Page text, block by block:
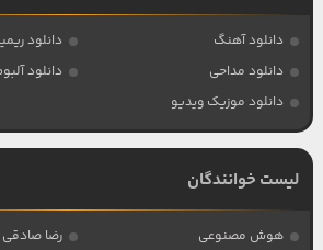
دانلود آهنگ
دانلود
دانلود مداحی
دانلود
دانلود موزیک ویدیو
لیست خوانندگان
هوش مصنوعی
رضا صادقی